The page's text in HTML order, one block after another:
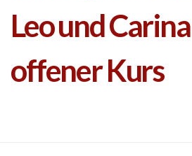
Leo und
offener Kurs